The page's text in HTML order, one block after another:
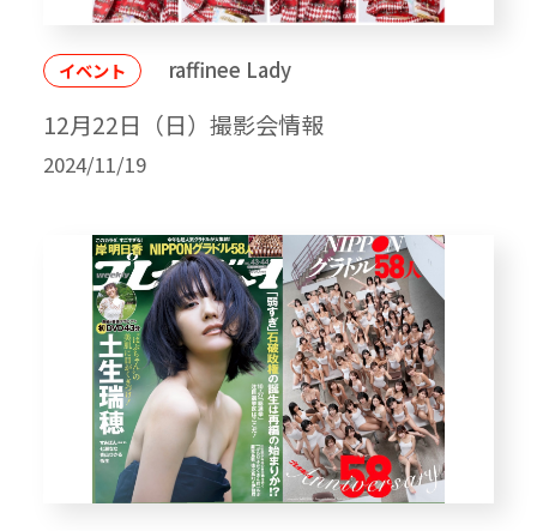
イベント raffinee Lady
12月22日（日）撮影会情報
2024/11/19